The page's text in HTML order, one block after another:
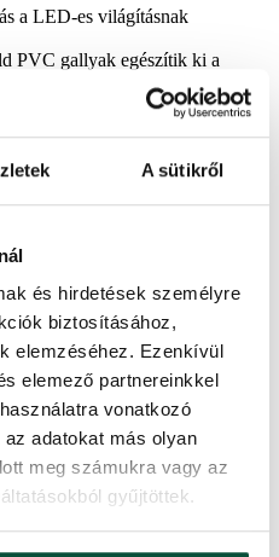
A sütikről
és hirdetések személyre
biztosításához,
elemzéséhez. Ezenkívül
elemező partnereinkkel
vonatkozó
adatokat más olyan
meg számukra vagy az
gyűjtöttek.
a LED-es világításnak
PVC gallyak egészítik ki a
– a fa tökéletes formájához
összehajtja és
alkalmas
2 nap
3961
8